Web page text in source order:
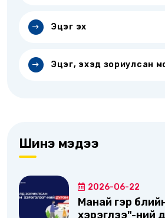
Эцэг эх
Эцэг, эхэд зориулсан
Шинэ мэдээ
2026-06-22
Манай гэр
хэрэглээ"-ний